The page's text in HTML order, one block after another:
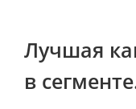
Лучшая
в